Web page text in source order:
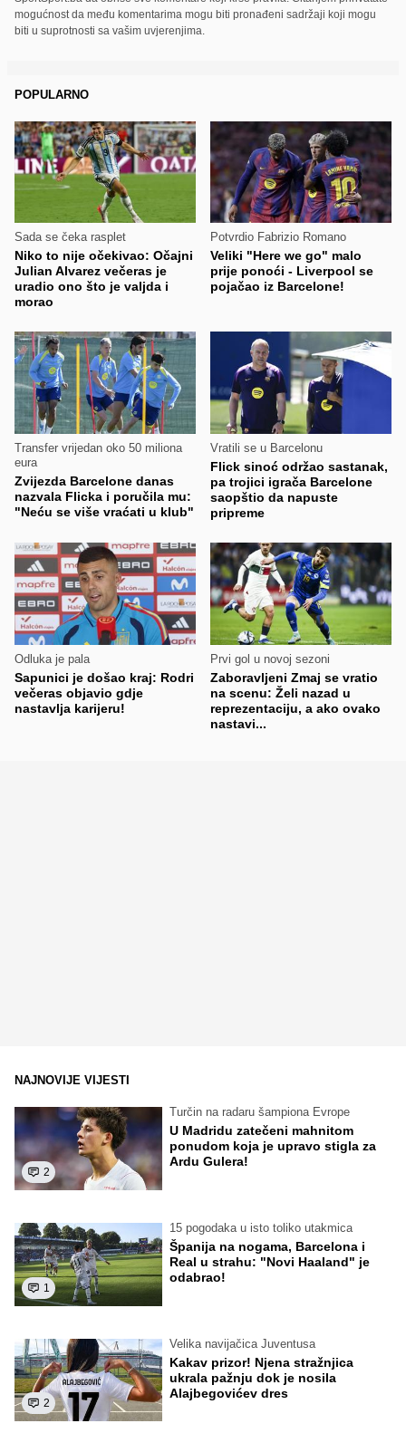
mogućnost da među komentarima mogu biti pronađeni sadržaji koji mogu
biti u suprotnosti sa vašim uvjerenjima.
POPULARNO
Sada se čeka rasplet
Niko to nije očekivao: Očajni
Julian Alvarez večeras je
uradio ono što je valjda i
morao
Potvrdio Fabrizio Romano
Veliki "Here we go" malo
prije ponoći - Liverpool se
pojačao iz Barcelone!
Transfer vrijedan oko 50 miliona
eura
Zvijezda Barcelone danas
nazvala Flicka i poručila mu:
"Neću se više vraćati u klub"
Vratili se u Barcelonu
Flick sinoć održao sastanak,
pa trojici igrača Barcelone
saopštio da napuste
pripreme
Odluka je pala
Sapunici je došao kraj: Rodri
večeras objavio gdje
nastavlja karijeru!
Prvi gol u novoj sezoni
Zaboravljeni Zmaj se vratio
na scenu: Želi nazad u
reprezentaciju, a ako ovako
nastavi...
NAJNOVIJE VIJESTI
2
Turčin na radaru šampiona Evrope
U Madridu zatečeni mahnitom
ponudom koja je upravo stigla za
Ardu Gulera!
1
15 pogodaka u isto toliko utakmica
Španija na nogama, Barcelona i
Real u strahu: "Novi Haaland" je
odabrao!
2
Velika navijačica Juventusa
Kakav prizor! Njena stražnjica
ukrala pažnju dok je nosila
Alajbegovićev dres